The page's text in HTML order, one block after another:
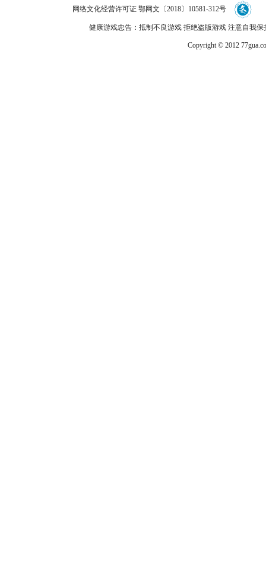
网络文化经营许可证 鄂网文〔2018〕10581-312号
健康游戏忠告：抵制不良游戏 拒绝盗版游戏 注意自我
Copyright © 2012